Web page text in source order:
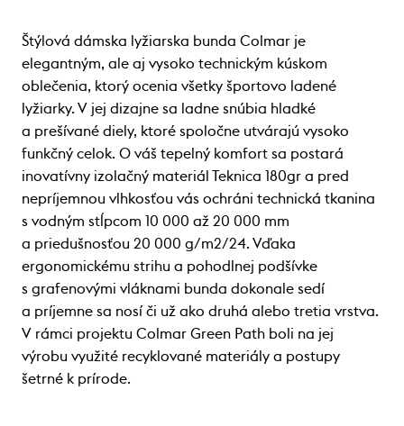
Štýlová dámska lyžiarska bunda Colmar je
elegantným, ale aj vysoko technickým kúskom
oblečenia, ktorý ocenia všetky športovo ladené
lyžiarky. V jej dizajne sa ladne snúbia hladké
a prešívané diely, ktoré spoločne utvárajú vysoko
funkčný celok. O váš tepelný komfort sa postará
inovatívny izolačný materiál Teknica 180gr a pred
nepríjemnou vlhkosťou vás ochráni technická tkanina
s vodným stĺpcom 10 000 až 20 000 mm
a priedušnosťou 20 000 g/m2/24. Vďaka
ergonomickému strihu a pohodlnej podšívke
s grafenovými vláknami bunda dokonale sedí
a príjemne sa nosí či už ako druhá alebo tretia vrstva.
V rámci projektu Colmar Green Path boli na jej
výrobu využité recyklované materiály a postupy
šetrné k prírode.